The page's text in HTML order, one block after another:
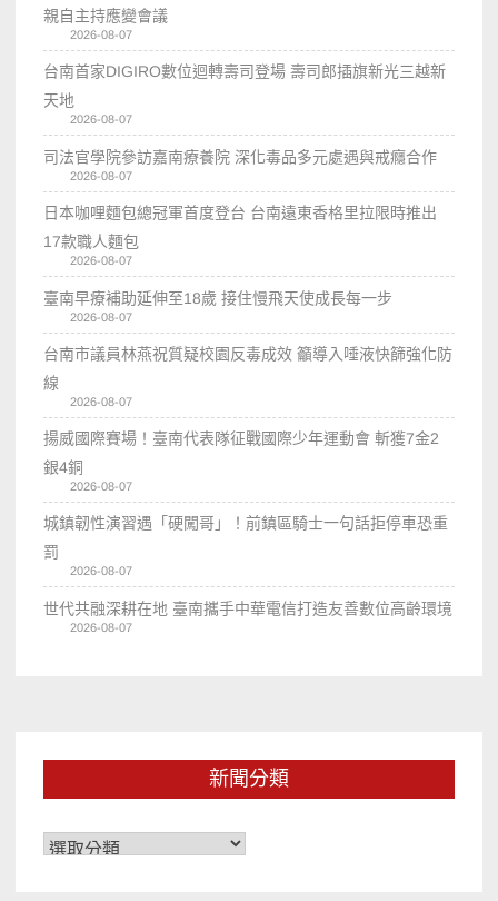
親自主持應變會議
2026-08-07
台南首家DIGIRO數位迴轉壽司登場 壽司郎插旗新光三越新
天地
2026-08-07
司法官學院參訪嘉南療養院 深化毒品多元處遇與戒癮合作
2026-08-07
日本咖哩麵包總冠軍首度登台 台南遠東香格里拉限時推出
17款職人麵包
2026-08-07
臺南早療補助延伸至18歲 接住慢飛天使成長每一步
2026-08-07
台南市議員林燕祝質疑校園反毒成效 籲導入唾液快篩強化防
線
2026-08-07
揚威國際賽場！臺南代表隊征戰國際少年運動會 斬獲7金2
銀4銅
2026-08-07
城鎮韌性演習遇「硬闖哥」！前鎮區騎士一句話拒停車恐重
罰
2026-08-07
世代共融深耕在地 臺南攜手中華電信打造友善數位高齡環境
2026-08-07
新聞分類
新